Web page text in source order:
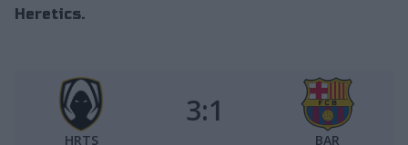
Heretics.
HRTS
3:1
BAR